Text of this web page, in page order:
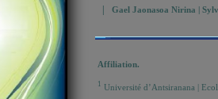
Gael Jaonasoa Nirina |
Affiliation.
1 Université d’Antsiranana |